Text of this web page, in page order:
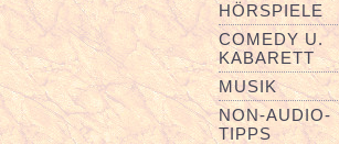
HÖRSPIELE
COMEDY U.
KABARETT
MUSIK
NON-AUDIO-
TIPPS